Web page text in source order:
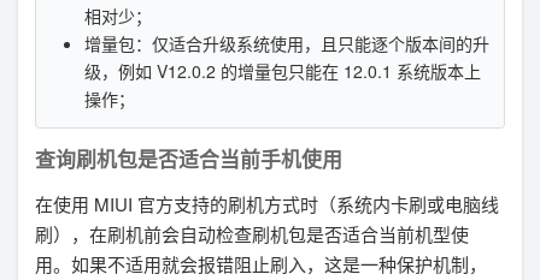
相对少；
增量包：仅适合升级系统使用，且只能逐个版本间的升
级，例如 V12.0.2 的增量包只能在 12.0.1 系统版本上
操作；
查询刷机包是否适合当前手机使用
在使用 MIUI 官方支持的刷机方式时（系统内卡刷或电脑线
刷），在刷机前会自动检查刷机包是否适合当前机型使
用。如果不适用就会报错阻止刷入，这是一种保护机制，